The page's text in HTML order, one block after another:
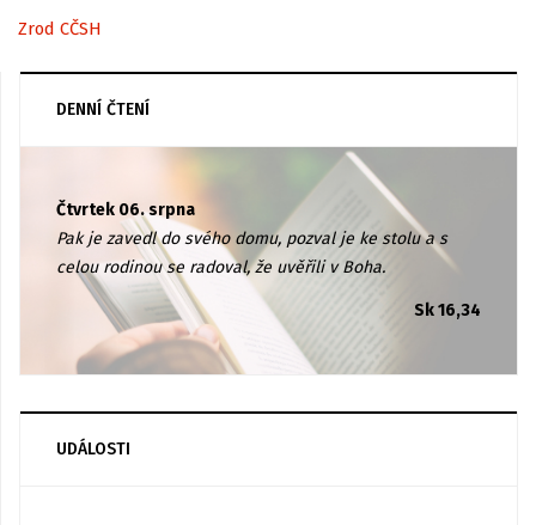
Zrod CČSH
DENNÍ ČTENÍ
Čtvrtek 06. srpna
Pak je zavedl do svého domu, pozval je ke stolu a s
celou rodinou se radoval, že uvěřili v Boha.
Sk 16,34
UDÁLOSTI